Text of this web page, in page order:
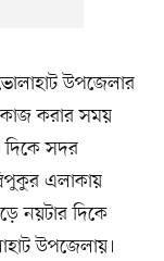
উপজেলার
কাজ করার সময়
দিকে সদর
এলাকায়
নয়টার দিকে
উপজেলায়।